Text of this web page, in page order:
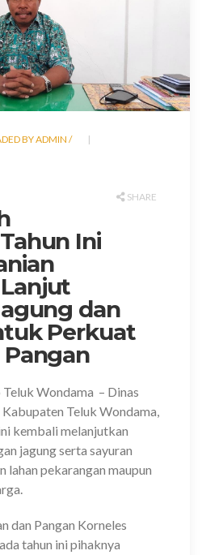
BY ADMIN /
SHARE
Ini
dan
Perkuat
Wondama – Dinas
Kabupaten Teluk Wondama,
kembali melanjutkan
jagung serta sayuran
lahan pekarangan maupun
dan Pangan Korneles
tahun ini pihaknya